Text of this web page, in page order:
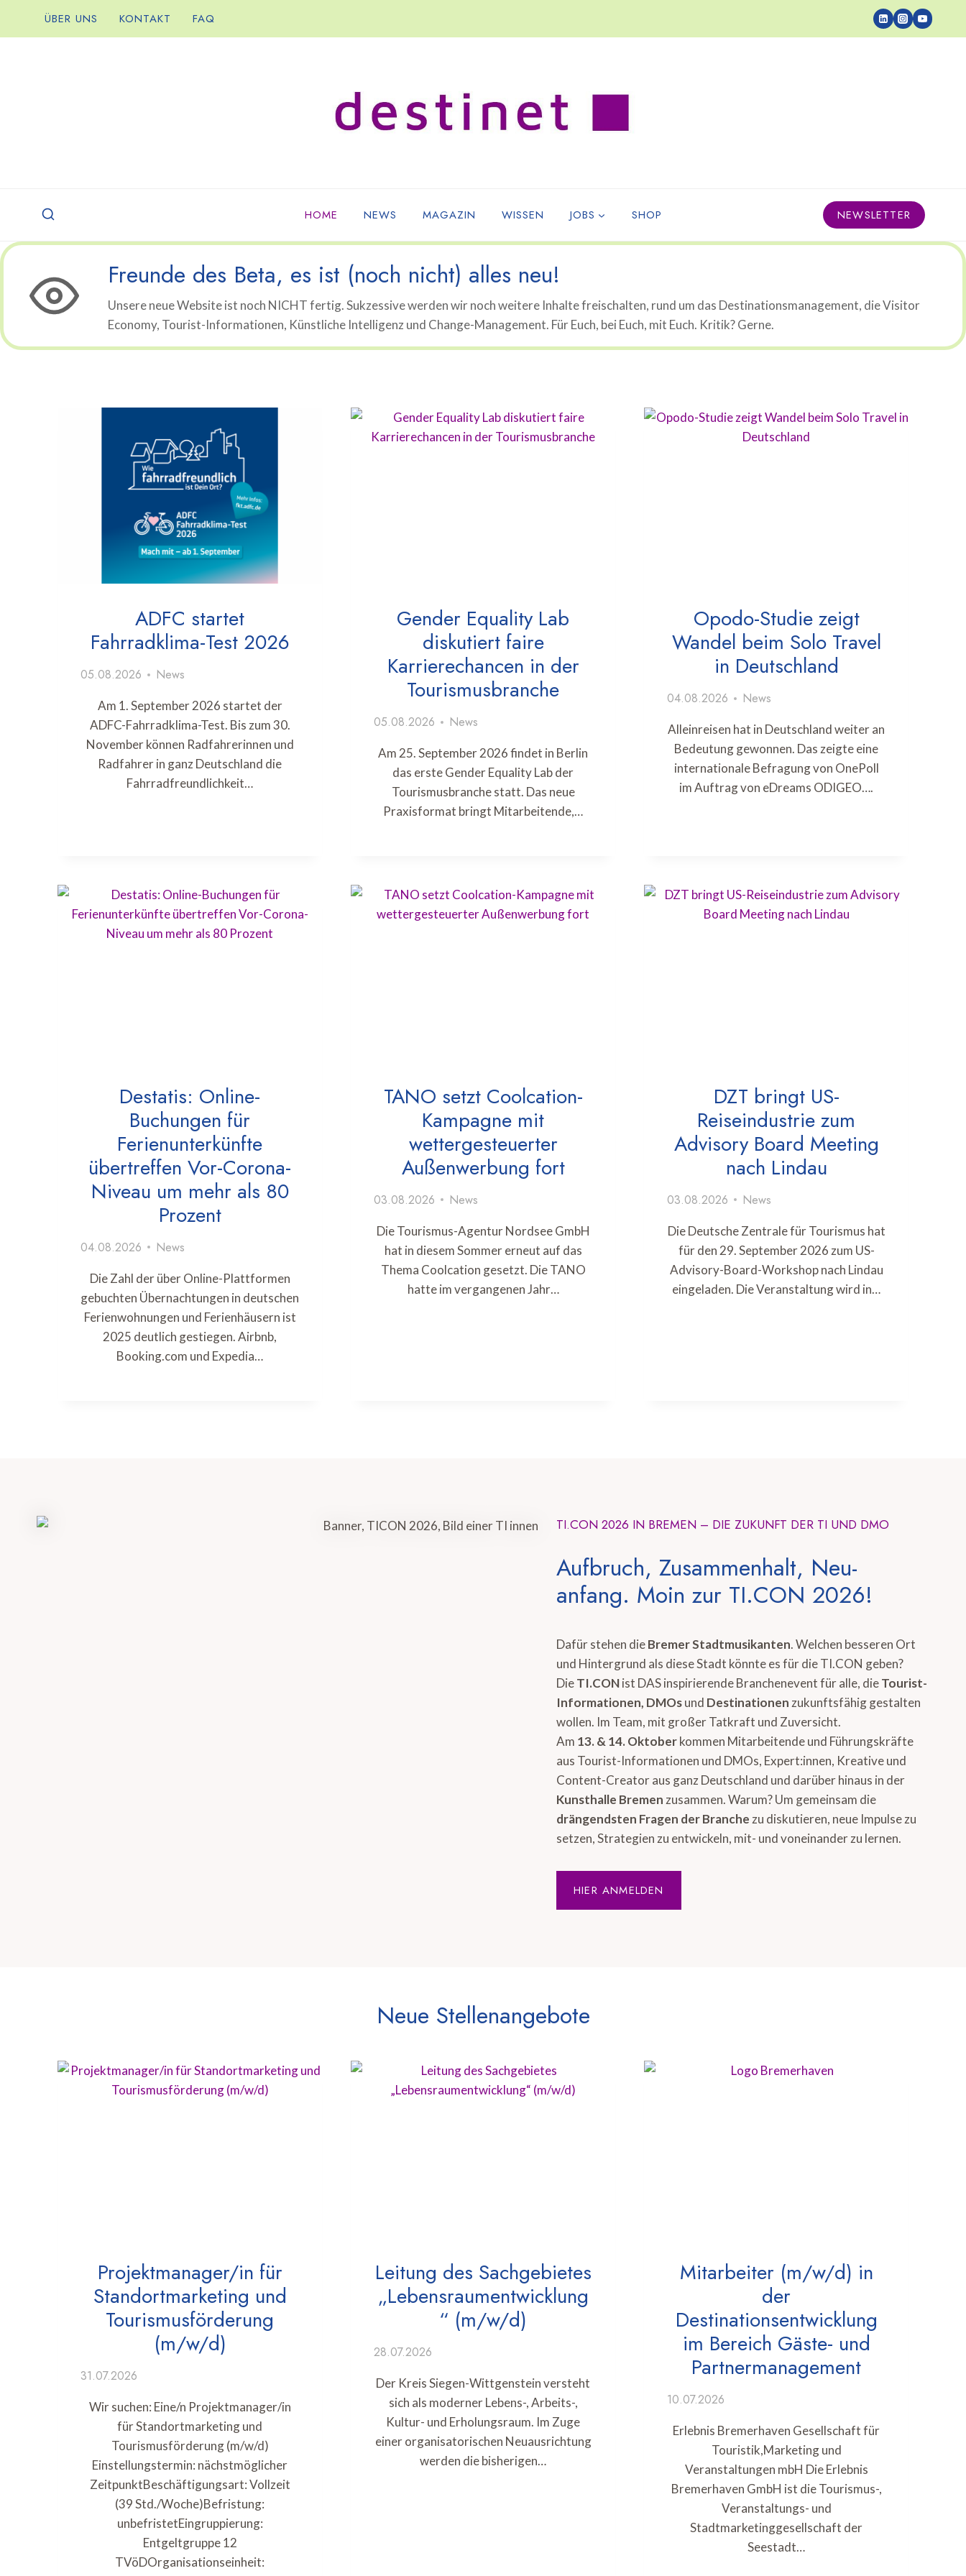
ÜBER UNS KONTAKT FAQ
HOME NEWS MAGAZIN WISSEN JOBS SHOP NEWSLETTER
Freunde des Beta, es ist (noch nicht) alles neu!
Unsere neue Website ist noch NICHT fertig. Sukzessive werden wir noch weitere Inhalte freischalten, rund um das Destinationsmanagement, die Visitor
Economy, Tourist-Informationen, Künstliche Intelligenz und Change-Management. Für Euch, bei Euch, mit Euch. Kritik? Gerne.
ADFC startet
Fahrradklima-Test 2026
05.08.2026 News
Am 1. September 2026 startet der
ADFC-Fahrradklima-Test. Bis zum 30.
November können Radfahrerinnen und
Radfahrer in ganz Deutschland die
Fahrradfreundlichkeit…
Gender Equality Lab
diskutiert faire
Karrierechancen in der
Tourismusbranche
05.08.2026 News
Am 25. September 2026 findet in Berlin
das erste Gender Equality Lab der
Tourismusbranche statt. Das neue
Praxisformat bringt Mitarbeitende,…
Opodo-Studie zeigt
Wandel beim Solo Travel
in Deutschland
04.08.2026 News
Alleinreisen hat in Deutschland weiter an
Bedeutung gewonnen. Das zeigte eine
internationale Befragung von OnePoll
im Auftrag von eDreams ODIGEO….
Destatis: Online-
Buchungen für
Ferienunterkünfte
übertreffen Vor-Corona-
Niveau um mehr als 80
Prozent
04.08.2026 News
Die Zahl der über Online-Plattformen
gebuchten Übernachtungen in deutschen
Ferienwohnungen und Ferienhäusern ist
2025 deutlich gestiegen. Airbnb,
Booking.com und Expedia…
TANO setzt Coolcation-
Kampagne mit
wettergesteuerter
Außenwerbung fort
03.08.2026 News
Die Tourismus-Agentur Nordsee GmbH
hat in diesem Sommer erneut auf das
Thema Coolcation gesetzt. Die TANO
hatte im vergangenen Jahr…
DZT bringt US-
Reiseindustrie zum
Advisory Board Meeting
nach Lindau
03.08.2026 News
Die Deutsche Zentrale für Tourismus hat
für den 29. September 2026 zum US-
Advisory-Board-Workshop nach Lindau
eingeladen. Die Veranstaltung wird in…
TI.CON 2026 IN BREMEN – DIE ZUKUNFT DER TI UND DMO
Aufbruch, Zusammenhalt, Neu-
anfang. Moin zur TI.CON 2026!
Dafür stehen dieBremer Stadtmusikanten. Welchen besseren Ort
und Hintergrund als diese Stadt könnte es für die TI.CON geben?
DieTI.CONist DAS inspirierende Branchenevent für alle, dieTourist-
Informationen, DMOsund Destinationen zukunftsfähig gestalten
wollen. Im Team, mit großer Tatkraft und Zuversicht.
Am 13. & 14. Oktoberkommen Mitarbeitende und Führungskräfte
aus Tourist-Informationen und DMOs, Expert:innen, Kreative und
Content-Creator aus ganz Deutschland und darüber hinaus in der
Kunsthalle Bremen zusammen. Warum? Um gemeinsam die
drängendsten Fragen der Branche zu diskutieren, neue Impulse zu
setzen, Strategien zu entwickeln, mit- und voneinander zu lernen.
HIER ANMELDEN
Neue Stellenangebote
Projektmanager/in für
Standortmarketing und
Tourismusförderung
(m/w/d)
31.07.2026
Wir suchen: Eine/n Projektmanager/in
für Standortmarketing und
Tourismusförderung (m/w/d)
Einstellungstermin: nächstmöglicher
ZeitpunktBeschäftigungsart: Vollzeit
(39 Std./Woche)Befristung:
unbefristetEingruppierung:
Entgeltgruppe 12
TVöDOrganisationseinheit:
Leitung des Sachgebietes
„Lebensraumentwicklung
“ (m/w/d)
28.07.2026
Der Kreis Siegen-Wittgenstein versteht
sich als moderner Lebens-, Arbeits-,
Kultur- und Erholungsraum. Im Zuge
einer organisatorischen Neuausrichtung
werden die bisherigen…
Mitarbeiter (m/w/d) in
der
Destinationsentwicklung
im Bereich Gäste- und
Partnermanagement
10.07.2026
Erlebnis Bremerhaven Gesellschaft für
Touristik,Marketing und
Veranstaltungen mbH Die Erlebnis
Bremerhaven GmbH ist die Tourismus-,
Veranstaltungs- und
Stadtmarketinggesellschaft der
Seestadt…